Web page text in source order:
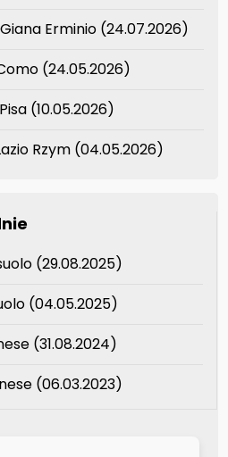
Giana Erminio (24.07.2026)
(24.05.2026)
Pisa (10.05.2026)
Rzym (04.05.2026)
(29.08.2025)
(04.05.2025)
(31.08.2024)
(06.03.2023)